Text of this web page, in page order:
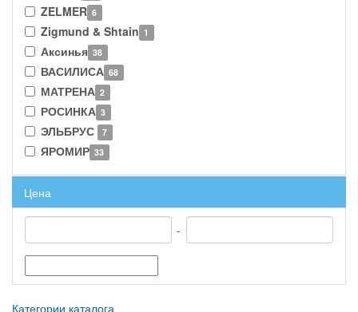
ZELMER 6
Zigmund & Shtain 1
Аксинья 38
ВАСИЛИСА 68
МАТРЕНА 2
РОСИНКА 3
ЭЛЬБРУС 7
ЯРОМИР 33
Цена
-
Категории каталога